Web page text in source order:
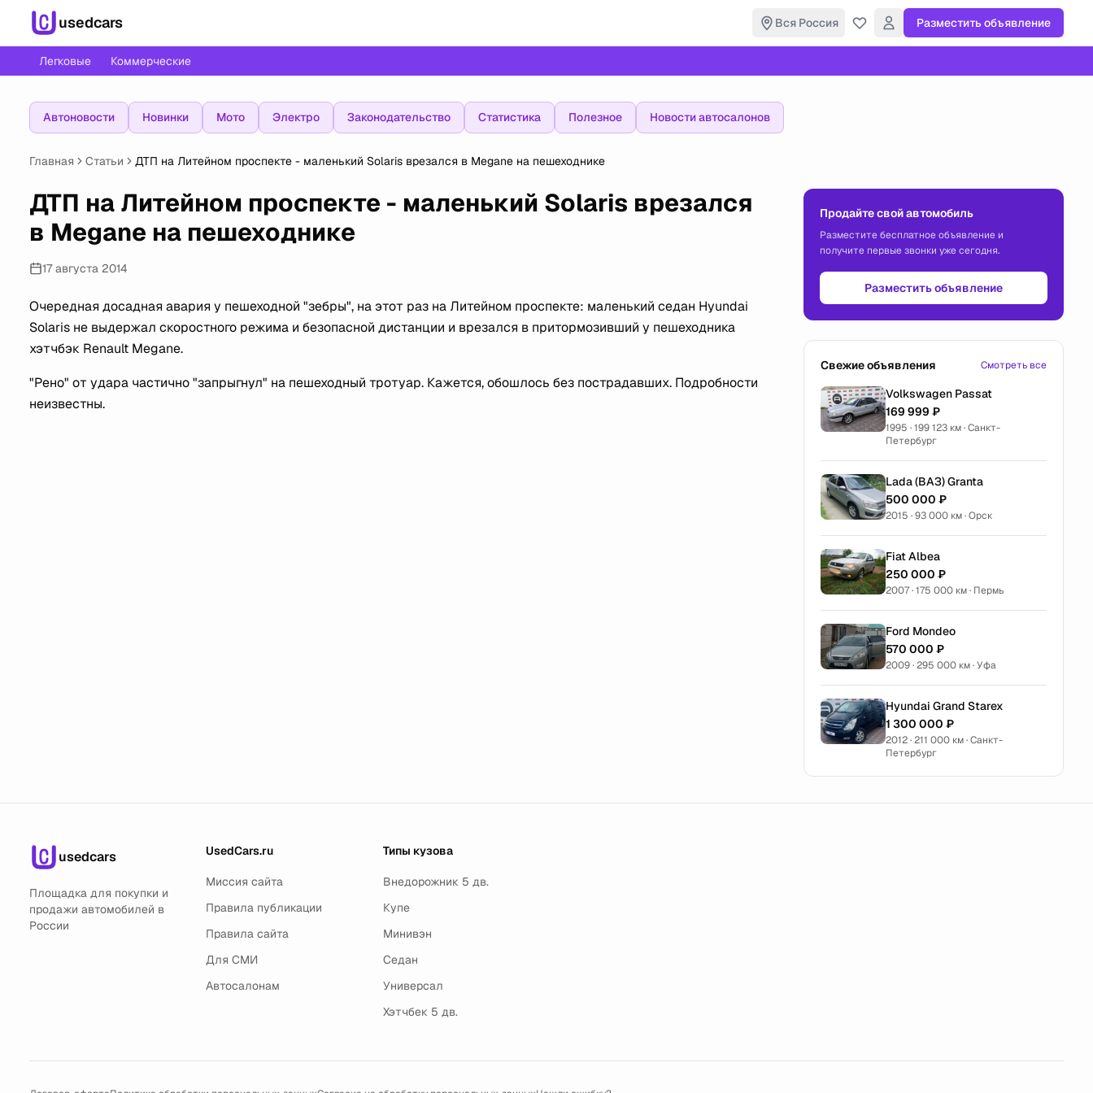
usedcars Вся Россия Разместить объявление
Легковые Коммерческие
Автоновости Новинки Мото Электро Законодательство Статистика Полезное Новости автосалонов
Главная Статьи ДТП на Литейном проспекте - маленький Solaris врезался в Megane на пешеходнике
ДТП на Литейном проспекте - маленький Solaris врезался
в Megane на пешеходнике
17 августа 2014
Очередная досадная авария у пешеходной "зебры", на этот раз на Литейном проспекте: маленький седан Hyundai
Solaris не выдержал скоростного режима и безопасной дистанции и врезался в притормозивший у пешеходника
хэтчбэк Renault Megane.
"Рено" от удара частично "запрыгнул" на пешеходный тротуар. Кажется, обошлось без пострадавших. Подробности
неизвестны.
Продайте свой автомобиль
Разместите бесплатное объявление и
получите первые звонки уже сегодня.
Разместить объявление
Свежие объявления Смотреть все
Volkswagen Passat
169 999 ₽
1995 · 199 123 км · Санкт-
Петербург
Lada (ВАЗ) Granta
500 000 ₽
2015 · 93 000 км · Орск
Fiat Albea
250 000 ₽
2007 · 175 000 км · Пермь
Ford Mondeo
570 000 ₽
2009 · 295 000 км · Уфа
Hyundai Grand Starex
1 300 000 ₽
2012 · 211 000 км · Санкт-
Петербург
usedcars
Площадка для покупки и
продажи автомобилей в
России
UsedCars.ru
Миссия сайта
Правила публикации
Правила сайта
Для СМИ
Автосалонам
Типы кузова
Внедорожник 5 дв.
Купе
Минивэн
Седан
Универсал
Хэтчбек 5 дв.